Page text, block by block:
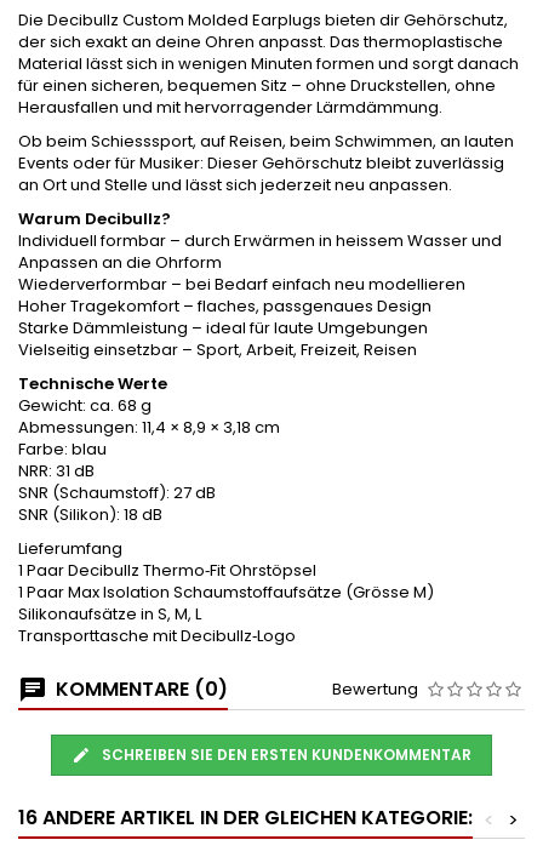
Die Decibullz Custom Molded Earplugs bieten dir Gehörschutz,
der sich exakt an deine Ohren anpasst. Das thermoplastische
Material lässt sich in wenigen Minuten formen und sorgt danach
für einen sicheren, bequemen Sitz – ohne Druckstellen, ohne
Herausfallen und mit hervorragender Lärmdämmung.
Ob beim Schiesssport, auf Reisen, beim Schwimmen, an lauten
Events oder für Musiker: Dieser Gehörschutz bleibt zuverlässig
an Ort und Stelle und lässt sich jederzeit neu anpassen.
Warum Decibullz?
Individuell formbar – durch Erwärmen in heissem Wasser und
Anpassen an die Ohrform
Wiederverformbar – bei Bedarf einfach neu modellieren
Hoher Tragekomfort – flaches, passgenaues Design
Starke Dämmleistung – ideal für laute Umgebungen
Vielseitig einsetzbar – Sport, Arbeit, Freizeit, Reisen
Technische Werte
Gewicht: ca. 68 g
Abmessungen: 11,4 × 8,9 × 3,18 cm
Farbe: blau
NRR: 31 dB
SNR (Schaumstoff): 27 dB
SNR (Silikon): 18 dB
Lieferumfang
1 Paar Decibullz Thermo‑Fit Ohrstöpsel
1 Paar Max Isolation Schaumstoffaufsätze (Grösse M)
Silikonaufsätze in S, M, L
Transporttasche mit Decibullz‑Logo
KOMMENTARE (0) Bewertung
SCHREIBEN SIE DEN ERSTEN KUNDENKOMMENTAR
16 ANDERE ARTIKEL IN DER GLEICHEN KATEGORIE: >
<